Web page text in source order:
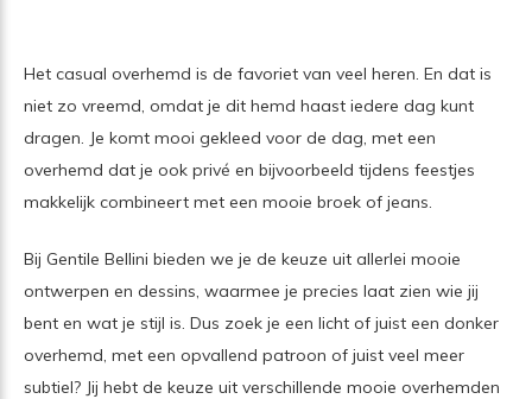
Het casual overhemd is de favoriet van veel heren. En dat is
niet zo vreemd, omdat je dit hemd haast iedere dag kunt
dragen. Je komt mooi gekleed voor de dag, met een
overhemd dat je ook privé en bijvoorbeeld tijdens feestjes
makkelijk combineert met een mooie broek of jeans.
Bij Gentile Bellini bieden we je de keuze uit allerlei mooie
ontwerpen en dessins, waarmee je precies laat zien wie jij
bent en wat je stijl is. Dus zoek je een licht of juist een donker
overhemd, met een opvallend patroon of juist veel meer
subtiel? Jij hebt de keuze uit verschillende mooie overhemden